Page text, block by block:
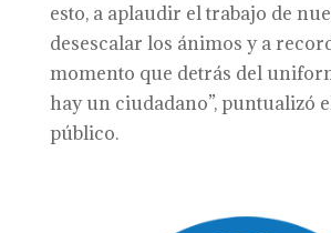
esto, a aplaudir el trabajo de
desescalar los ánimos y a
momento que detrás del
hay un ciudadano”, puntualizó
público.